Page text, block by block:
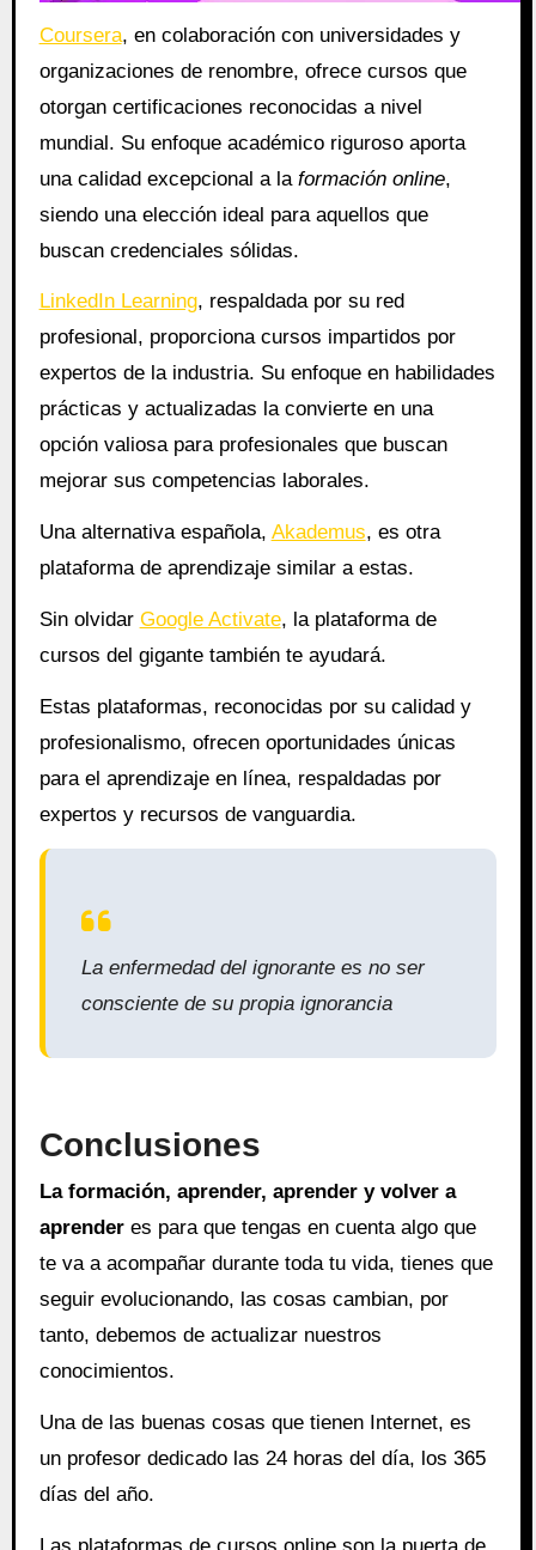
Coursera, en colaboración con universidades y
organizaciones de renombre, ofrece cursos que
otorgan certificaciones reconocidas a nivel
mundial. Su enfoque académico riguroso aporta
una calidad excepcional a la formación online,
siendo una elección ideal para aquellos que
buscan credenciales sólidas.
LinkedIn Learning, respaldada por su red
profesional, proporciona cursos impartidos por
expertos de la industria. Su enfoque en habilidades
prácticas y actualizadas la convierte en una
opción valiosa para profesionales que buscan
mejorar sus competencias laborales.
Una alternativa española, Akademus, es otra
plataforma de aprendizaje similar a estas.
Sin olvidar Google Activate, la plataforma de
cursos del gigante también te ayudará.
Estas plataformas, reconocidas por su calidad y
profesionalismo, ofrecen oportunidades únicas
para el aprendizaje en línea, respaldadas por
expertos y recursos de vanguardia.
La enfermedad del ignorante es no ser
consciente de su propia ignorancia
Conclusiones
La formación, aprender, aprender y volver a
aprenderes para que tengas en cuenta algo que
te va a acompañar durante toda tu vida, tienes que
seguir evolucionando, las cosas cambian, por
tanto, debemos de actualizar nuestros
conocimientos.
Una de las buenas cosas que tienen Internet, es
un profesor dedicado las 24 horas del día, los 365
días del año.